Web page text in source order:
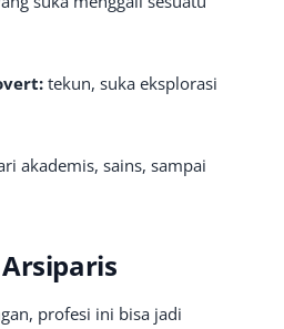
tekun, suka eksplorasi
akademis, sains, sampai
profesi ini bisa jadi